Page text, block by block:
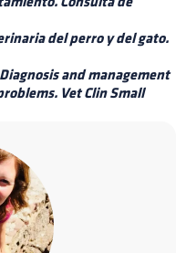
Consulta de
del perro y del gato.
and management
Vet Clin Small